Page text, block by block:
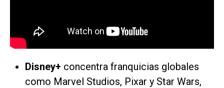
Disney+ concentra franquicias globales
como Marvel Studios, Pixar y Star Wars,